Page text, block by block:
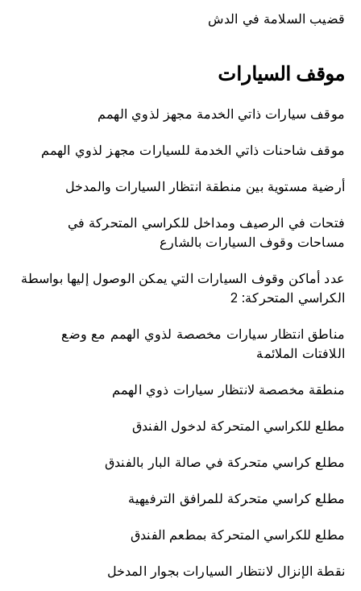
قضيب السلامة في الدش
موقف السيارات
موقف سيارات ذاتي الخدمة مجهز لذوي الهمم
موقف شاحنات ذاتي الخدمة للسيارات مجهز لذوي الهمم
أرضية مستوية بين منطقة انتظار السيارات والمدخل
فتحات في الرصيف ومداخل للكراسي المتحركة في
مساحات وقوف السيارات بالشارع
عدد أماكن وقوف السيارات التي يمكن الوصول إليها بواسطة
الكراسي المتحركة: 2
مناطق انتظار سيارات مخصصة لذوي الهمم مع وضع
اللافتات الملائمة
منطقة مخصصة لانتظار سيارات ذوي الهمم
مطلع للكراسي المتحركة لدخول الفندق
مطلع كراسي متحركة في صالة البار بالفندق
مطلع كراسي متحركة للمرافق الترفيهية
مطلع للكراسي المتحركة بمطعم الفندق
نقطة الإنزال لانتظار السيارات بجوار المدخل